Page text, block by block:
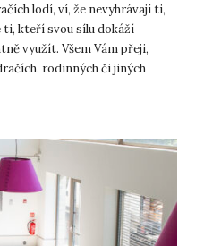
lodí, ví, že nevyhrávají ti,
ti, kteří svou sílu dokáží
využít. Všem Vám přeji,
rodinných či jiných